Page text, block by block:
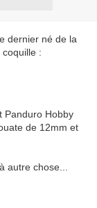
dernier né de la
:
Panduro Hobby
de 12mm et
autre chose...